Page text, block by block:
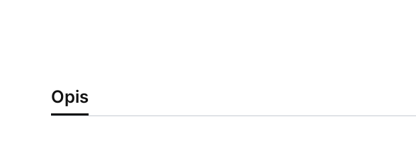
Opis